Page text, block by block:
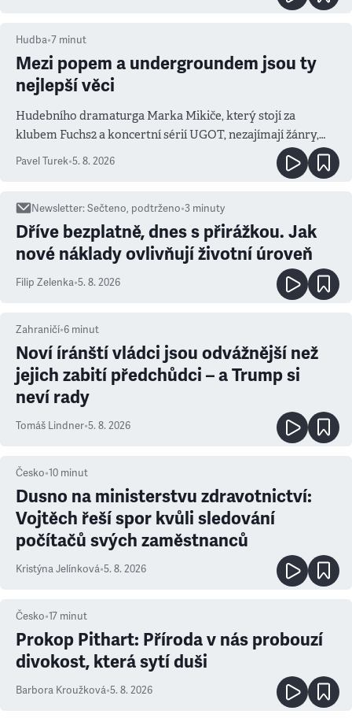
Hudba•7 minut
Mezi popem a undergroundem jsou ty
nejlepší věci
Hudebního dramaturga Marka Mikiče, který stojí za
klubem Fuchs2 a koncertní sérií UGOT, nezajímají žánry,
ale atmosféra
Pavel Turek•5. 8. 2026
Newsletter:Sečteno, podtrženo•3 minuty
Dříve bezplatně, dnes s přirážkou. Jak
nové náklady ovlivňují životní úroveň
Filip Zelenka•5. 8. 2026
Zahraničí•6 minut
Noví íránští vládci jsou odvážnější než
jejich zabití předchůdci – a Trump si
neví rady
Tomáš Lindner•5. 8. 2026
Česko•10 minut
Dusno na ministerstvu zdravotnictví:
Vojtěch řeší spor kvůli sledování
počítačů svých zaměstnanců
Kristýna Jelínková•5. 8. 2026
Česko•17 minut
Prokop Pithart: Příroda v nás probouzí
divokost, která sytí duši
Barbora Kroužková•5. 8. 2026